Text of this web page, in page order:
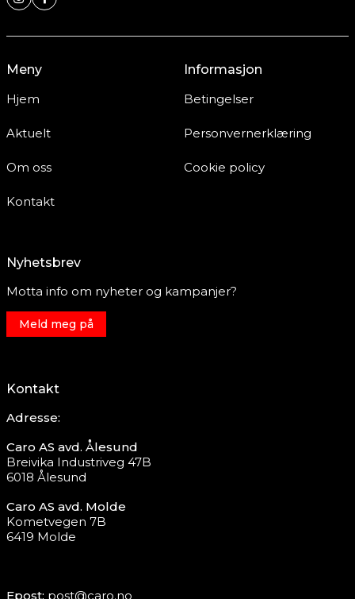
Meny
Hjem
Aktuelt
Om oss
Kontakt
Informasjon
Betingelser
Personvernerklæring
Cookie policy
Nyhetsbrev
Motta info om nyheter og kampanjer?
Meld meg på
Kontakt
Adresse:
Caro AS avd. Ålesund
Breivika Industriveg 47B
6018 Ålesund
Caro AS avd. Molde
Kometvegen 7B
6419 Molde
Epost: post@caro.no